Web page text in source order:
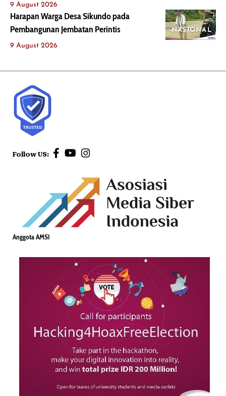
9 August 2026
NASIONAL
Harapan Warga Desa Sikundo pada
Pembangunan Jembatan Perintis
9 August 2026
Follow US:
Anggota AMSI